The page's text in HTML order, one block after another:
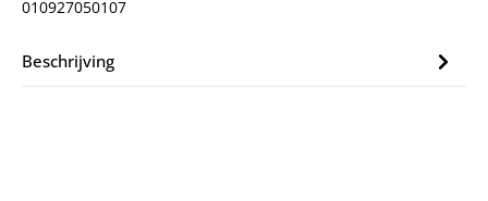
010927050107
Beschrijving